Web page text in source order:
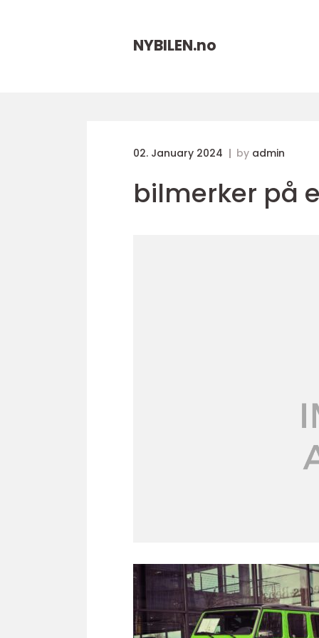
NYBILEN.no
02. January 2024 by admin
bilmerker på